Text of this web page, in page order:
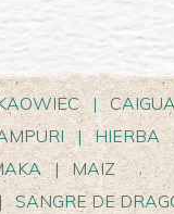
|
|
HIERBA
| MAIZ
SANGRE DE